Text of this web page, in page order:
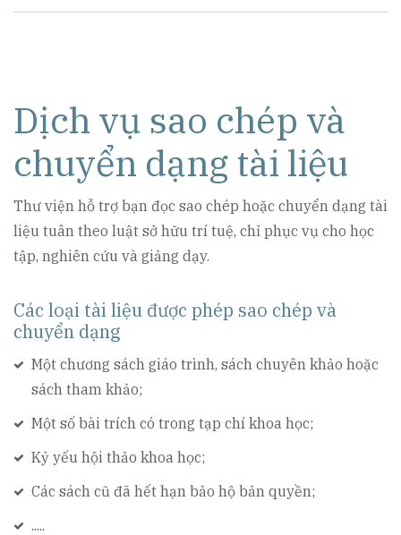
Dịch vụ sao chép và
chuyển dạng tài liệu
Thư viện hỗ trợ bạn đọc sao chép hoặc chuyển dạng tài
liệu tuân theo luật sở hữu trí tuệ, chỉ phục vụ cho học
tập, nghiên cứu và giảng dạy.
Các loại tài liệu được phép sao chép và
chuyển dạng
Một chương sách giáo trình, sách chuyên khảo hoặc
sách tham khảo;
Một số bài trích có trong tạp chí khoa học;
Kỷ yếu hội thảo khoa học;
Các sách cũ đã hết hạn bảo hộ bản quyền;
.....